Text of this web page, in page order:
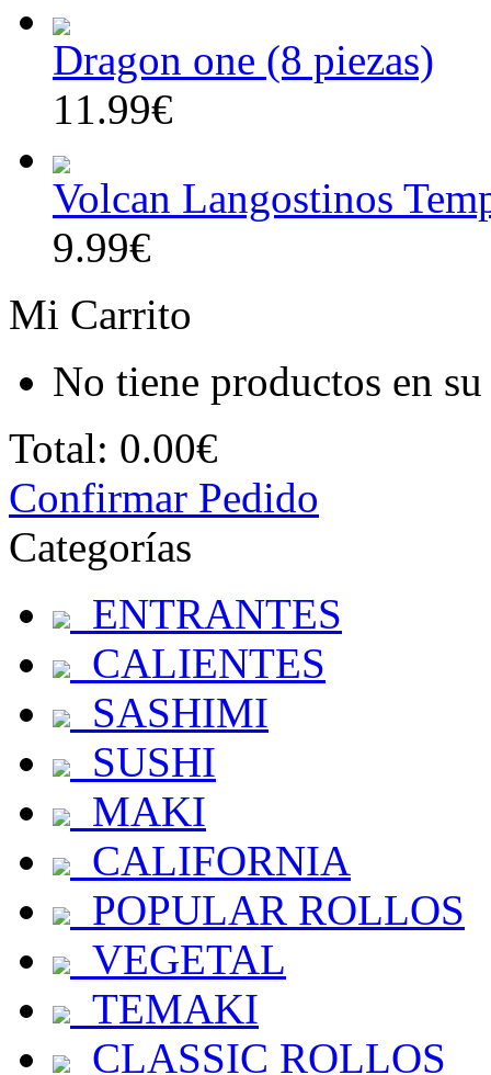
Dragon one (8 piezas)
11.99€
Volcan Langostinos
9.99€
Mi Carrito
No tiene productos en
Total: 0.00€
Confirmar Pedido
Categorías
ENTRANTES
CALIENTES
SASHIMI
SUSHI
MAKI
CALIFORNIA
POPULAR ROLLOS
VEGETAL
TEMAKI
CLASSIC ROLLOS